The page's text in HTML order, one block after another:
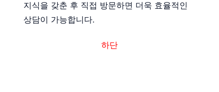
지식을 갖춘 후 직접 방문하면 더욱 효율적인
상담이 가능합니다.
하단